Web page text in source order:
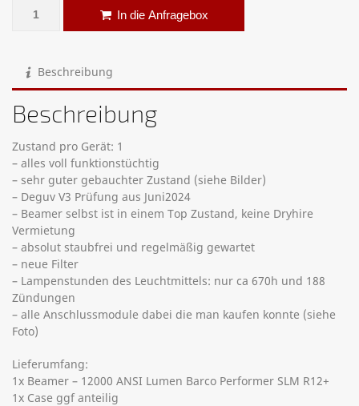
12.000 AnsiLumen Beamer Barco Performer SLM R12+ Menge
In die Anfragebox
Beschreibung
Beschreibung
Zustand pro Gerät: 1
– alles voll funktionstüchtig
– sehr guter gebauchter Zustand (siehe Bilder)
– Deguv V3 Prüfung aus Juni2024
– Beamer selbst ist in einem Top Zustand, keine Dryhire
Vermietung
– absolut staubfrei und regelmäßig gewartet
– neue Filter
– Lampenstunden des Leuchtmittels: nur ca 670h und 188
Zündungen
– alle Anschlussmodule dabei die man kaufen konnte (siehe
Foto)
Lieferumfang:
1x Beamer – 12000 ANSI Lumen Barco Performer SLM R12+
1x Case ggf anteilig